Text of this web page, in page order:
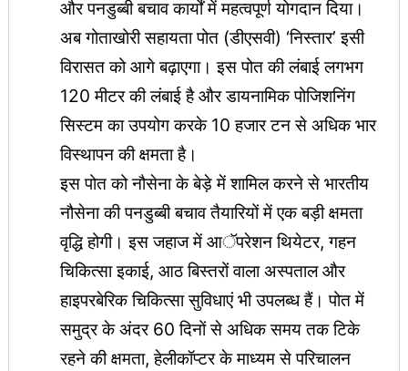
और पनडुब्बी बचाव कार्यों में महत्वपूर्ण योगदान दिया।
अब गोताखोरी सहायता पोत (डीएसवी) ‘निस्तार’ इसी
विरासत को आगे बढ़ाएगा। इस पोत की लंबाई लगभग
120 मीटर की लंबाई है और डायनामिक पोजिशनिंग
सिस्टम का उपयोग करके 10 हजार टन से अधिक भार
विस्थापन की क्षमता है।
इस पोत को नौसेना के बेड़े में शामिल करने से भारतीय
नौसेना की पनडुब्बी बचाव तैयारियों में एक बड़ी क्षमता
वृद्धि होगी। इस जहाज में आॅपरेशन थियेटर, गहन
चिकित्सा इकाई, आठ बिस्तरों वाला अस्पताल और
हाइपरबेरिक चिकित्सा सुविधाएं भी उपलब्ध हैं। पोत में
समुद्र के अंदर 60 दिनों से अधिक समय तक टिके
रहने की क्षमता, हेलीकॉप्टर के माध्यम से परिचालन